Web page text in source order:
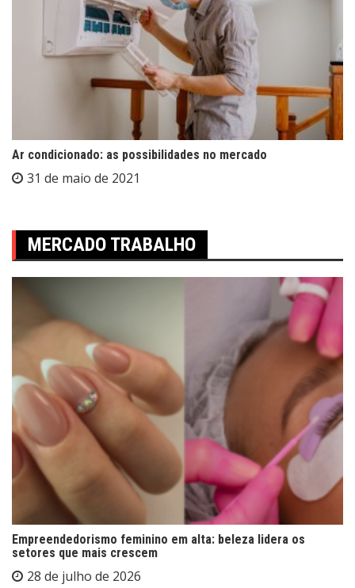
Ar condicionado: as possibilidades no mercado
31 de maio de 2021
MERCADO TRABALHO
Empreendedorismo feminino em alta: beleza lidera os
setores que mais crescem
28 de julho de 2026